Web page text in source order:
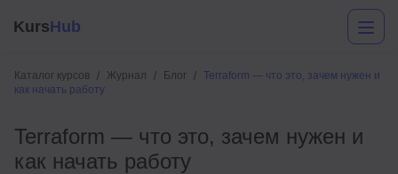
KursHub
Каталог курсов Журнал Блог
Terraform — что это, зачем нужен и
как начать работу
Terraform — что это, зачем нужен и
как начать работу